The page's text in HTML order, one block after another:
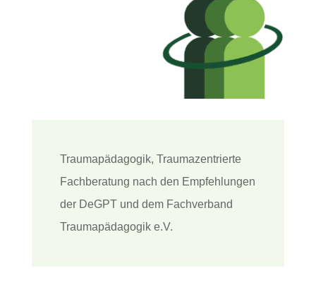
Traumapädagogik, Traumazentrierte
Fachberatung nach den Empfehlungen
der DeGPT und dem Fachverband
Traumapädagogik e.V.